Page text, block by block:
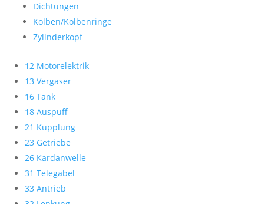
Dichtungen
Kolben/Kolbenringe
Zylinderkopf
12 Motorelektrik
13 Vergaser
16 Tank
18 Auspuff
21 Kupplung
23 Getriebe
26 Kardanwelle
31 Telegabel
33 Antrieb